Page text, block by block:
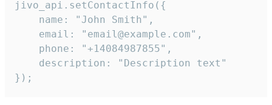
jivo_api.setContactInfo({
    name: "John Smith",
    email: "email@example.com",
    phone: "+14084987855",
    description: "Description text"
});